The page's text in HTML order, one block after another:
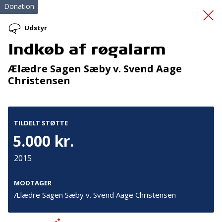
Luftballonen
Donation
Udstyr
Indkøb af røgalarm
Ælædre Sagen Sæby v. Svend Aage
Christensen
TILDELT STØTTE
5.000 kr.
2015
MODTAGER
Ælædre Sagen Sæby v. Svend Aage Christensen
aktiviteter direkte i din indbakke.